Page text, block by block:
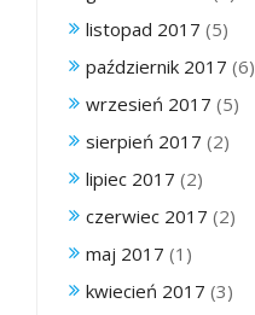
listopad 2017 (5)
październik 2017 (6)
wrzesień 2017 (5)
sierpień 2017 (2)
lipiec 2017 (2)
czerwiec 2017 (2)
maj 2017 (1)
kwiecień 2017 (3)